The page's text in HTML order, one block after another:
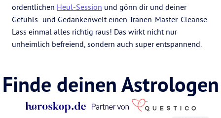
ordentlichen Heul-Session und gönn dir und deiner
Gefühls- und Gedankenwelt einen Tränen-Master-Cleanse.
Lass einmal alles richtig raus! Das wirkt nicht nur
unheimlich befreiend, sondern auch super entspannend.
Finde deinen Astrologen